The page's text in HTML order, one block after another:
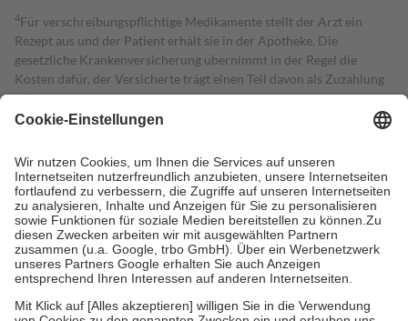
4Für verschreibungspflichtige Medikamente stellt der Arzt ein
Rezept aus und der Patient erhält sie in der Apotheke. Die
gesetzliche Krankenversicherung übernimmt in der Regel die
Kosten dafür, der Versicherte trägt einen Teil davon als Zuzahlung
mit.
Grundsätzlich leisten Mitglieder Zuzahlungen in Höhe von zehn
höchstens zehn Euro.
Es sind jedoch nie mehr als die tatsächlichen
Kosten der Leistung zu entrichten.
Diese Regeln gelten grundsätzlich auch für Online-Apotheken.
Bei Heilmitteln und häuslicher Krankenpflege beträgt die
Zuzahlung zehn Prozent der Kosten sowie zehn Euro je
Verordnung.
Um das Engagement der Versicherten für ihre eigene Gesundheit zu
stärken und die besondere Stellung der Familie zu unterstützen,
fallenkeine Zuzahlungenan bei: